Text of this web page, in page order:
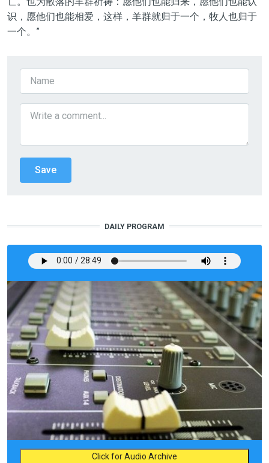
识，愿他们也能相爱，这样，羊群就归于一个，牧人也归于
一个。”
DAILY PROGRAM
Click for Audio Archive